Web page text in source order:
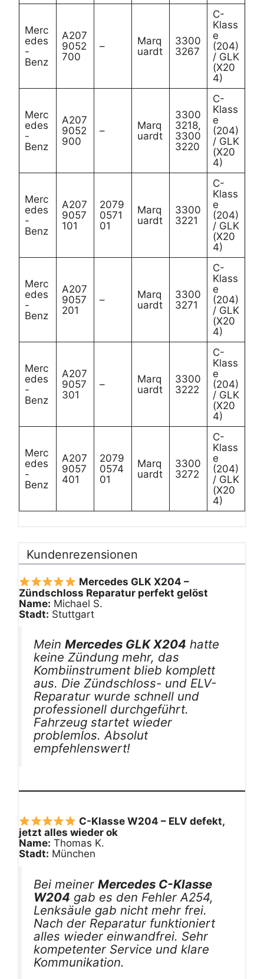
Merc
edes
-
Benz
A207
9052
700
–
Marq
uardt
3300
3267
C-
Klass
e
(204)
/ GLK
(X20
4)
Merc
edes
-
Benz
A207
9052
900
–
Marq
uardt
3300
3218,
3300
3220
C-
Klass
e
(204)
/ GLK
(X20
4)
Merc
edes
-
Benz
A207
9057
101
2079
0571
01
Marq
uardt
3300
3221
C-
Klass
e
(204)
/ GLK
(X20
4)
Merc
edes
-
Benz
A207
9057
201
–
Marq
uardt
3300
3271
C-
Klass
e
(204)
/ GLK
(X20
4)
Merc
edes
-
Benz
A207
9057
301
–
Marq
uardt
3300
3222
C-
Klass
e
(204)
/ GLK
(X20
4)
Merc
edes
-
Benz
A207
9057
401
2079
0574
01
Marq
uardt
3300
3272
C-
Klass
e
(204)
/ GLK
(X20
4)
Kundenrezensionen
Mercedes GLK X204 –
Zündschloss Reparatur perfekt gelöst
Name: Michael S.
Stadt: Stuttgart
Mein Mercedes GLK X204 hatte
keine Zündung mehr, das
Kombiinstrument blieb komplett
aus. Die Zündschloss- und ELV-
Reparatur wurde schnell und
professionell durchgeführt.
Fahrzeug startet wieder
problemlos. Absolut
empfehlenswert!
C-Klasse W204 – ELV defekt,
jetzt alles wieder ok
Name: Thomas K.
Stadt: München
Bei meiner Mercedes C-Klasse
W204 gab es den Fehler A254,
Lenksäule gab nicht mehr frei.
Nach der Reparatur funktioniert
alles wieder einwandfrei. Sehr
kompetenter Service und klare
Kommunikation.